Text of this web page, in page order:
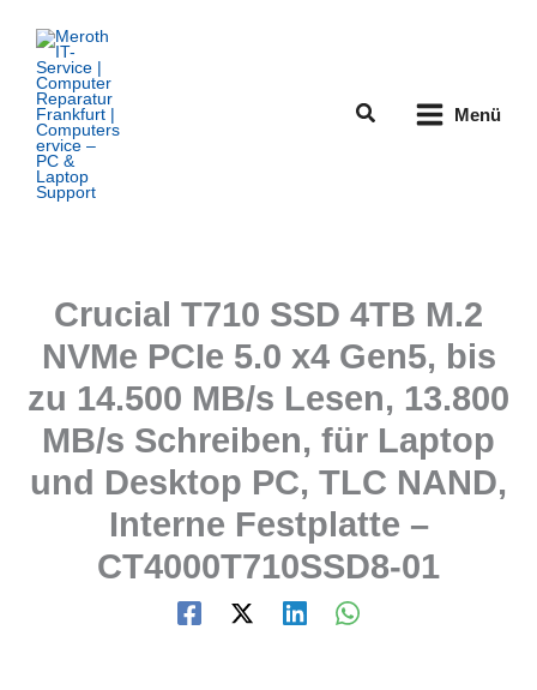
Inhalt
springen
Suchen Menü
Crucial T710 SSD 4TB M.2
NVMe PCIe 5.0 x4 Gen5, bis
zu 14.500 MB/s Lesen, 13.800
MB/s Schreiben, für Laptop
und Desktop PC, TLC NAND,
Interne Festplatte –
CT4000T710SSD8-01